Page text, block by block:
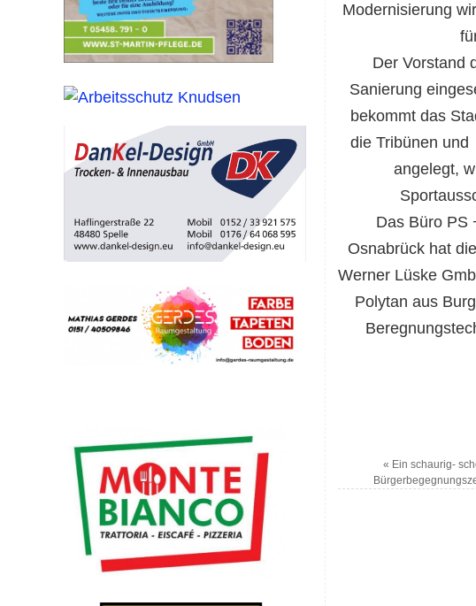
Modernisierung
Der Vorstand
Sanierung
bekommt das
die Tribünen und
angelegt,
Das Büro PS
Osnabrück hat
Werner Lüske
Polytan aus
« Ein schaurig-